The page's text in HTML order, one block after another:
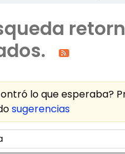
lo que esperaba?
sugerencias